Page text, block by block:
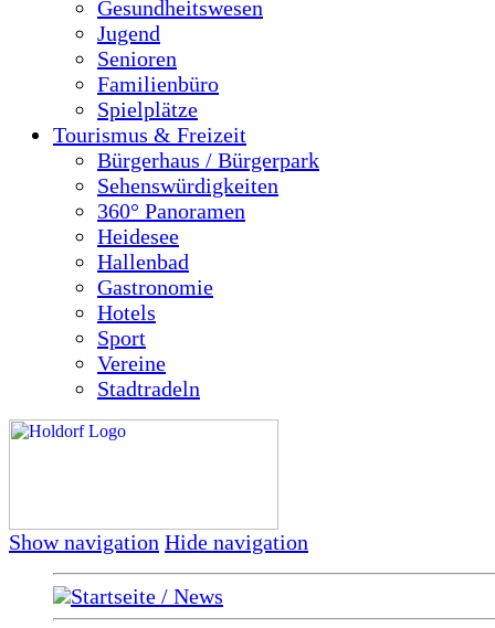
Gesundheitswesen
Jugend
Senioren
Familienbüro
Spielplätze
Tourismus & Freizeit
Bürgerhaus / Bürgerpark
Sehenswürdigkeiten
360° Panoramen
Heidesee
Hallenbad
Gastronomie
Hotels
Sport
Vereine
Stadtradeln
Show navigation Hide navigation
Startseite / News